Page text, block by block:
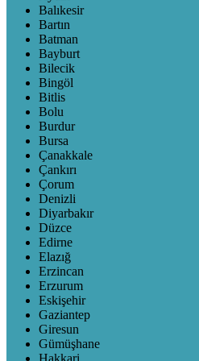
Balıkesir
Bartın
Batman
Bayburt
Bilecik
Bingöl
Bitlis
Bolu
Burdur
Bursa
Çanakkale
Çankırı
Çorum
Denizli
Diyarbakır
Düzce
Edirne
Elazığ
Erzincan
Erzurum
Eskişehir
Gaziantep
Giresun
Gümüşhane
Hakkari